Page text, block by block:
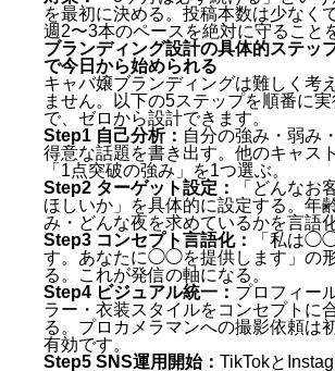
を最初に決める。投稿本数は少なく
週2〜3本のペースを絶対に守ること
ブランディング設計の具体的ステッ
で今日から始められる
キャバ嬢ブランディングは難しく考
ません。以下の5ステップを順番に
で、ゼロから設計できます。
Step1 自己分析： 自分の強み・弱み
得意な話題を書き出す。他のキャス
「1点突破の強み」を1つ選ぶ。
Step2 ターゲット設定：
「どんなお
ほしいか」を具体的に設定する。年
み・どんな夜を求めているかを言語
Step3 コンセプト言語化：
「私は
す。あなたに◯◯を提供します」の
る。これが発信の軸になる。
Step4 ビジュアル統一： プロフィー
ラー・衣装スタイルをコンセプトに
る。プロカメラマンへの撮影依頼は
有効です。
Step5 SNS運用開始： TikTokと
け
ブランディング別の戦略比較：キャラ
媒体選定
キャバ嬢ブランディングのよくある失
策
失敗パターン①：コンセプトが定ま
りあえず発信」する
失敗パターン②：SNSとリアルのキ
レる
失敗パターン③：継続できずに途中
ブランディング設計の具体的ステップ
今日から始められる
プロに任せるべきか自分でやるべきか
行の活用判断
キャバ嬢ブランディングに関するよく
（FAQ）